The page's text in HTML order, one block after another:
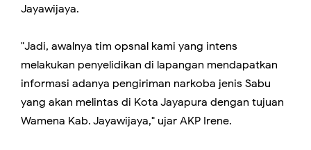
Jayawijaya.
"Jadi, awalnya tim opsnal kami yang intens
melakukan penyelidikan di lapangan mendapatkan
informasi adanya pengiriman narkoba jenis Sabu
yang akan melintas di Kota Jayapura dengan tujuan
Wamena Kab. Jayawijaya," ujar AKP Irene.